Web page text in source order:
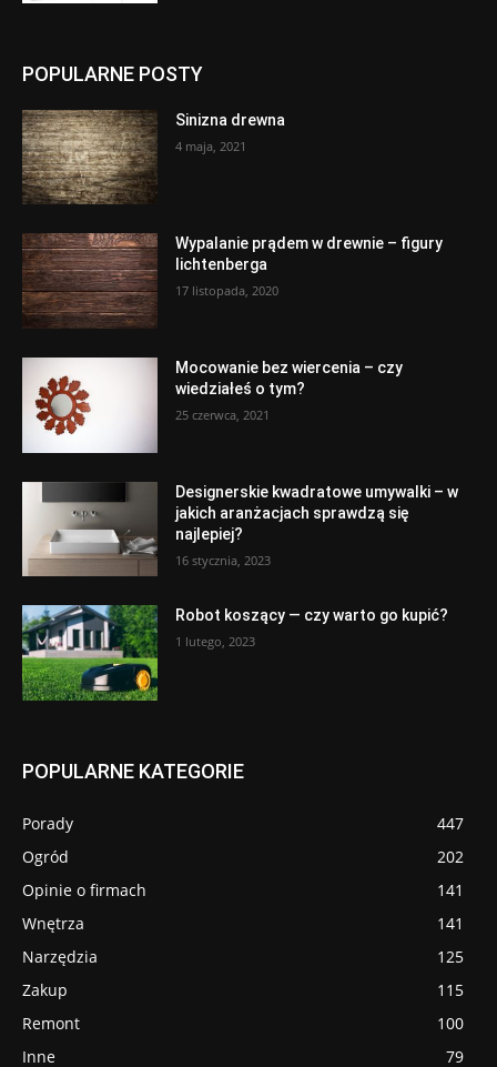
POPULARNE POSTY
Sinizna drewna
4 maja, 2021
Wypalanie prądem w drewnie – figury
lichtenberga
17 listopada, 2020
Mocowanie bez wiercenia – czy
wiedziałeś o tym?
25 czerwca, 2021
Designerskie kwadratowe umywalki – w
jakich aranżacjach sprawdzą się
najlepiej?
16 stycznia, 2023
Robot koszący — czy warto go kupić?
1 lutego, 2023
POPULARNE KATEGORIE
Porady
447
Ogród
202
Opinie o firmach
141
Wnętrza
141
Narzędzia
125
Zakup
115
Remont
100
Inne
79